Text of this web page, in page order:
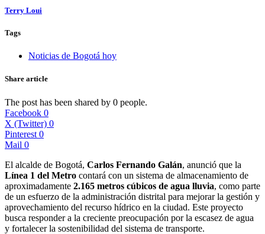
Terry Loui
Tags
Noticias de Bogotá hoy
Share article
The post has been shared by 0 people.
Facebook 0
X (Twitter) 0
Pinterest 0
Mail 0
El alcalde de Bogotá, Carlos Fernando Galán, anunció que la
Línea 1 del Metro contará con un sistema de almacenamiento de
aproximadamente 2.165 metros cúbicos de agua lluvia, como parte
de un esfuerzo de la administración distrital para mejorar la gestión y
aprovechamiento del recurso hídrico en la ciudad. Este proyecto
busca responder a la creciente preocupación por la escasez de agua
y fortalecer la sostenibilidad del sistema de transporte.